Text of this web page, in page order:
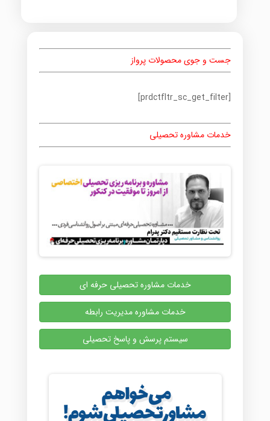
جست و جوی محصولات پرواز
[prdctfltr_sc_get_filter]
خدمات مشاوره تحصیلی
خدمات مشاوره تحصیلی حرفه ای
خدمات مشاوره مدیریت رابطه
سیستم پرسش و پاسخ تحصیلی